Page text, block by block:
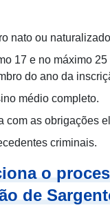
nato ou
17 e no máximo
do ano da
médio completo.
com as obrigações
criminais.
o
de